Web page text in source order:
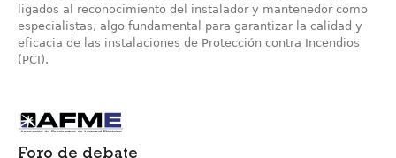
ligados al reconocimiento del instalador y mantenedor como
especialistas, algo fundamental para garantizar la calidad y
eficacia de las instalaciones de Protección contra Incendios
(PCI).